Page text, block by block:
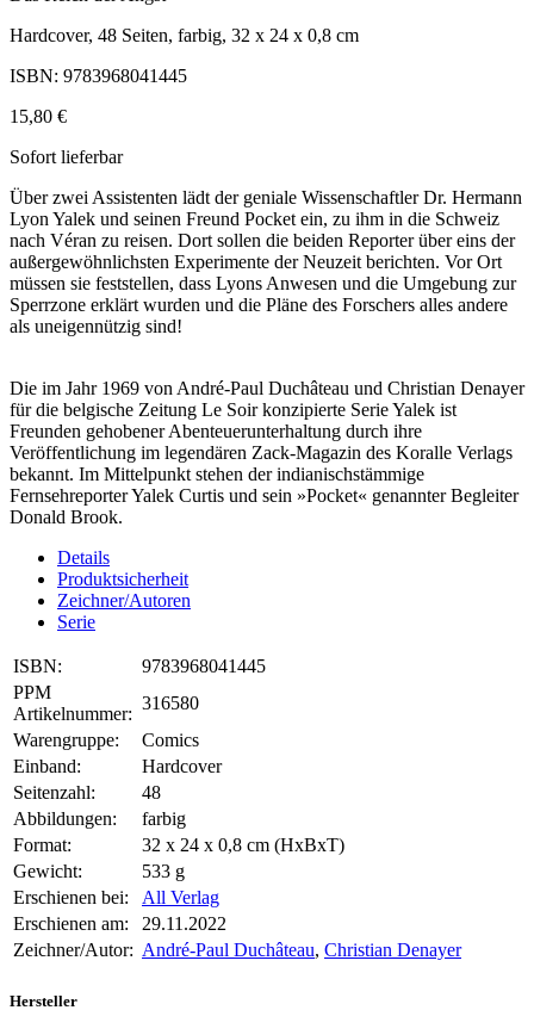
Hardcover, 48 Seiten, farbig, 32 x 24 x 0,8 cm
ISBN: 9783968041445
15,80 €
Sofort lieferbar
Über zwei Assistenten lädt der geniale Wissenschaftler Dr. Hermann
Lyon Yalek und seinen Freund Pocket ein, zu ihm in die Schweiz
nach Véran zu reisen. Dort sollen die beiden Reporter über eins der
außergewöhnlichsten Experimente der Neuzeit berichten. Vor Ort
müssen sie feststellen, dass Lyons Anwesen und die Umgebung zur
Sperrzone erklärt wurden und die Pläne des Forschers alles andere
als uneigennützig sind!
Die im Jahr 1969 von André-Paul Duchâteau und Christian Denayer
für die belgische Zeitung Le Soir konzipierte Serie Yalek ist
Freunden gehobener Abenteuerunterhaltung durch ihre
Veröffentlichung im legendären Zack-Magazin des Koralle Verlags
bekannt. Im Mittelpunkt stehen der indianischstämmige
Fernsehreporter Yalek Curtis und sein »Pocket« genannter Begleiter
Donald Brook.
Details
Produktsicherheit
Zeichner/Autoren
Serie
ISBN:
9783968041445
PPM
Artikelnummer:
316580
Warengruppe:
Comics
Einband:
Hardcover
Seitenzahl:
48
Abbildungen:
farbig
Format:
32 x 24 x 0,8 cm (HxBxT)
Gewicht:
533 g
Erschienen bei:
All Verlag
Erschienen am:
29.11.2022
Zeichner/Autor: André-Paul Duchâteau, Christian Denayer
Hersteller